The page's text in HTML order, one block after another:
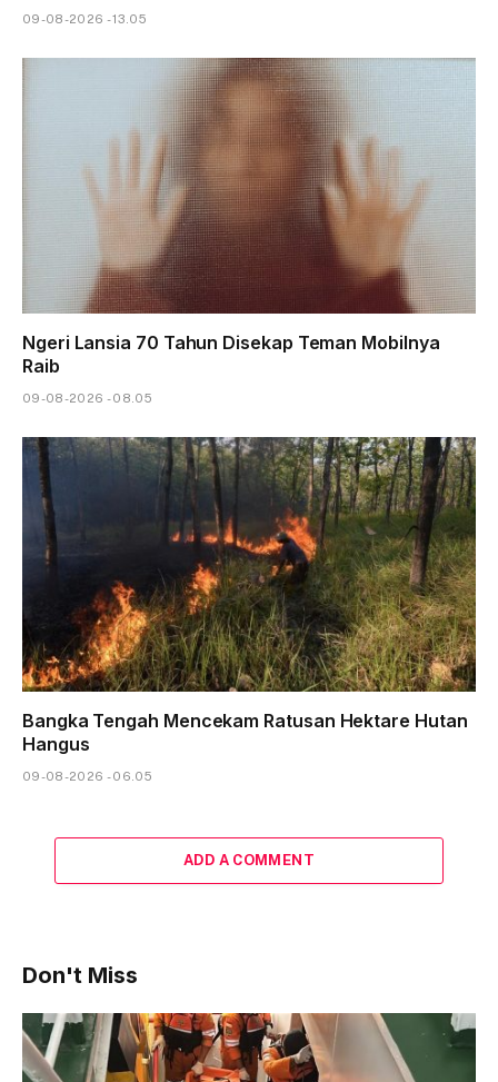
09-08-2026 - 13.05
Ngeri Lansia 70 Tahun Disekap Teman Mobilnya
Raib
09-08-2026 - 08.05
Bangka Tengah Mencekam Ratusan Hektare Hutan
Hangus
09-08-2026 - 06.05
ADD A COMMENT
Don't Miss